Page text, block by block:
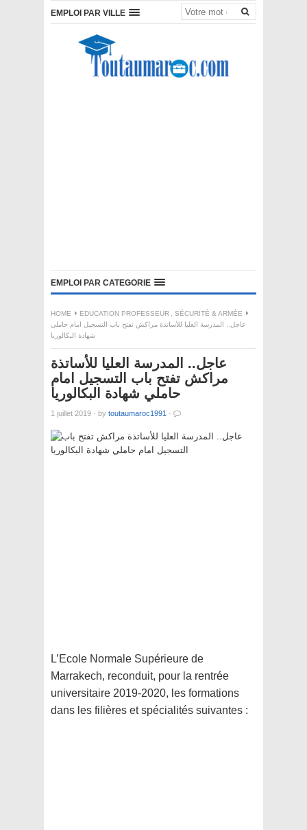
EMPLOI PAR VILLE
EMPLOI PAR CATEGORIE
HOME EDUCATION PROFESSEUR , SÉCURITÉ & ARMÉE
عاجل.. المدرسة العليا للأساتذة مراكش تفتح باب التسجيل امام حاملي
شهادة البكالوريا
عاجل.. المدرسة العليا للأساتذة
مراكش تفتح باب التسجيل امام
حاملي شهادة البكالوريا
1 juillet 2019 · by toutaumaroc1991 ·
L’Ecole Normale Supérieure de
Marrakech, reconduit, pour la rentrée
universitaire 2019-2020, les formations
dans les filières et spécialités suivantes :